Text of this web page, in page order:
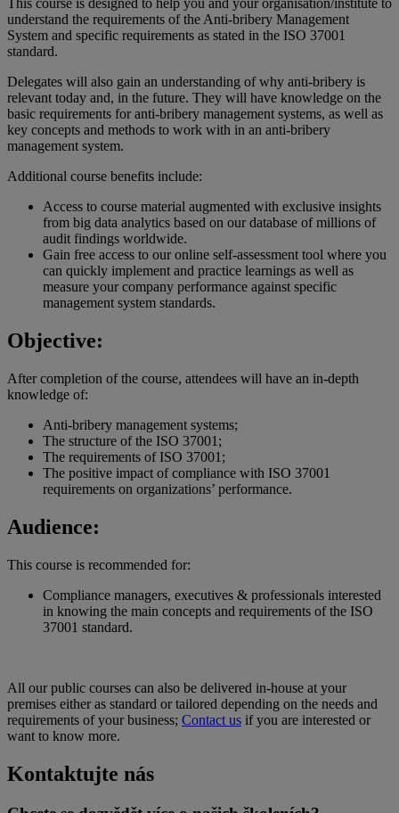
This course is designed to help you and your organisation/institute to
understand the requirements of the Anti-bribery Management
System and specific requirements as stated in the ISO 37001
standard.
Delegates will also gain an understanding of why anti-bribery is
relevant today and, in the future. They will have knowledge on the
basic requirements for anti-bribery management systems, as well as
key concepts and methods to work with in an anti-bribery
management system.
Additional course benefits include:
Access to course material augmented with exclusive insights
from big data analytics based on our database of millions of
audit findings worldwide.
Gain free access to our online self-assessment tool where you
can quickly implement and practice learnings as well as
measure your company performance against specific
management system standards.
Objective:
After completion of the course, attendees will have an in-depth
knowledge of:
Anti-bribery management systems;
The structure of the ISO 37001;
The requirements of ISO 37001;
The positive impact of compliance with ISO 37001
requirements on organizations’ performance.
Audience:
This course is recommended for:
Compliance managers, executives & professionals interested
in knowing the main concepts and requirements of the ISO
37001 standard.
All our public courses can also be delivered in-house at your
premises either as standard or tailored depending on the needs and
requirements of your business; Contact us if you are interested or
want to know more.
Kontaktujte nás